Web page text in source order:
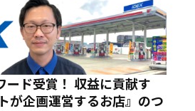
ード受賞！ 収益に貢献す
が企画運営するお店』のつ